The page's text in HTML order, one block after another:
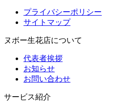
プライバシーポリシー
サイトマップ
ヌボー生花店について
代表者挨拶
お知らせ
お問い合わせ
サービス紹介